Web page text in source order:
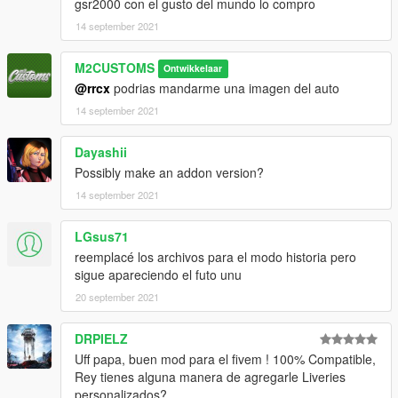
SERVER I WILL STOP UPLOADING UPDATES TO THIS AUTO
PUBLICLY ----
V1.0:
-Fully functional in game
-Multiple exterior tunings and Vanilla gta5 tunings
-Be used in the latest version of the game
Bugs:
- You can expect a visual glitch on the crystals
- Hands are not well adjusted to the wheel
(I'm already working on it).
-----------------
features:
-Outside tuning
-All doors working
-Possible paint changes with PAINT1 For exterior AND PAINT2
For interior on the front seats
-All lights work
-----------------------------------------------
installation:
14 september 2021
M2CUSTOMS Ontwikkelaar
@rrcx podrias mandarme una imagen del auto
14 september 2021
Dayashii
Possibly make an addon version?
14 september 2021
LGsus71
reemplacé los archivos para el modo historia pero
sigue apareciendo el futo unu
20 september 2021
DRPIELZ
Uff papa, buen mod para el fivem ! 100% Compatible,
Rey tienes alguna manera de agregarle Liveries
personalizados?